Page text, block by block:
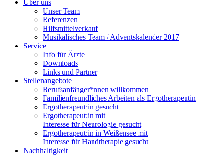
Über uns
Unser Team
Referenzen
Hilfsmittelverkauf
Musikalisches Team / Adventskalender 2017
Service
Info für Ärzte
Downloads
Links und Partner
Stellenangebote
Berufsanfänger*nnen willkommen
Familienfreundliches Arbeiten als Ergotherapeutin
Ergotherapeut:in gesucht
Ergotherapeut:in mit
Interesse für Neurologie gesucht
Ergotherapeut:in in Weißensee mit
Interesse für Handtherapie gesucht
Nachhaltigkeit